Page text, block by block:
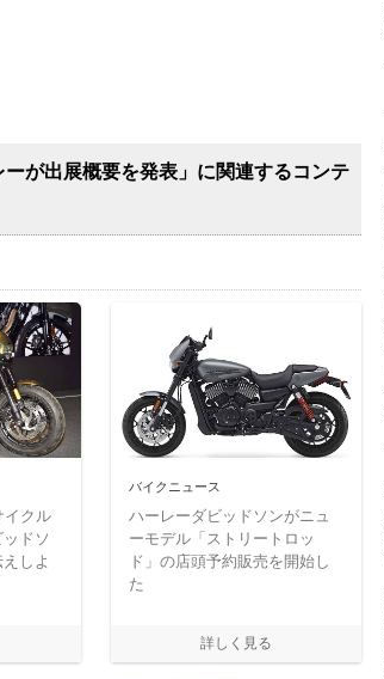
が出展概要を発表」に関連するコンテ
イクル
ドソ
しよ
バイクニュース
ハーレーダビッドソンがニュ
ーモデル「ストリートロッ
ド」の店頭予約販売を開始し
た